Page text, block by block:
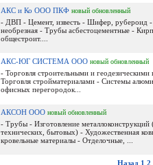
АКС и Ко ООО ПКФ новый обновленный
- ДВП - Цемент, известь - Шифер, рубероид -
необрезная - Трубы асбестоцементные -
общестроит....
АКС-ЮГ СИСТЕМА ООО новый обновленный
- Торговля строительными и
Торговля стройматериалами - Системы
офисных перегородок...
АКСОН ООО новый обновленный
- Трубы - Изготовление металлоконструкций
технических, бытовых) - Художественная
кровельные материалы - Отделочные, ...
Назад 1 2